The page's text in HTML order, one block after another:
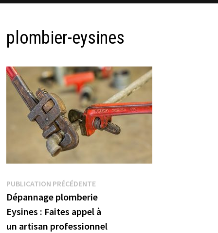
plombier-eysines
Navigation
de
l’article
PUBLICATION PRÉCÉDENTEPublication
précédente :
Dépannage plomberie
Eysines : Faites appel à
un artisan professionnel